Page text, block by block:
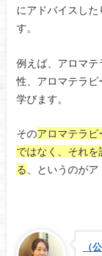
にアドバイスし
す。
例えば、アロマ
性、アロマテラ
学びます。
そのアロマテラピ
ではなく、それ
る 、というのが
（